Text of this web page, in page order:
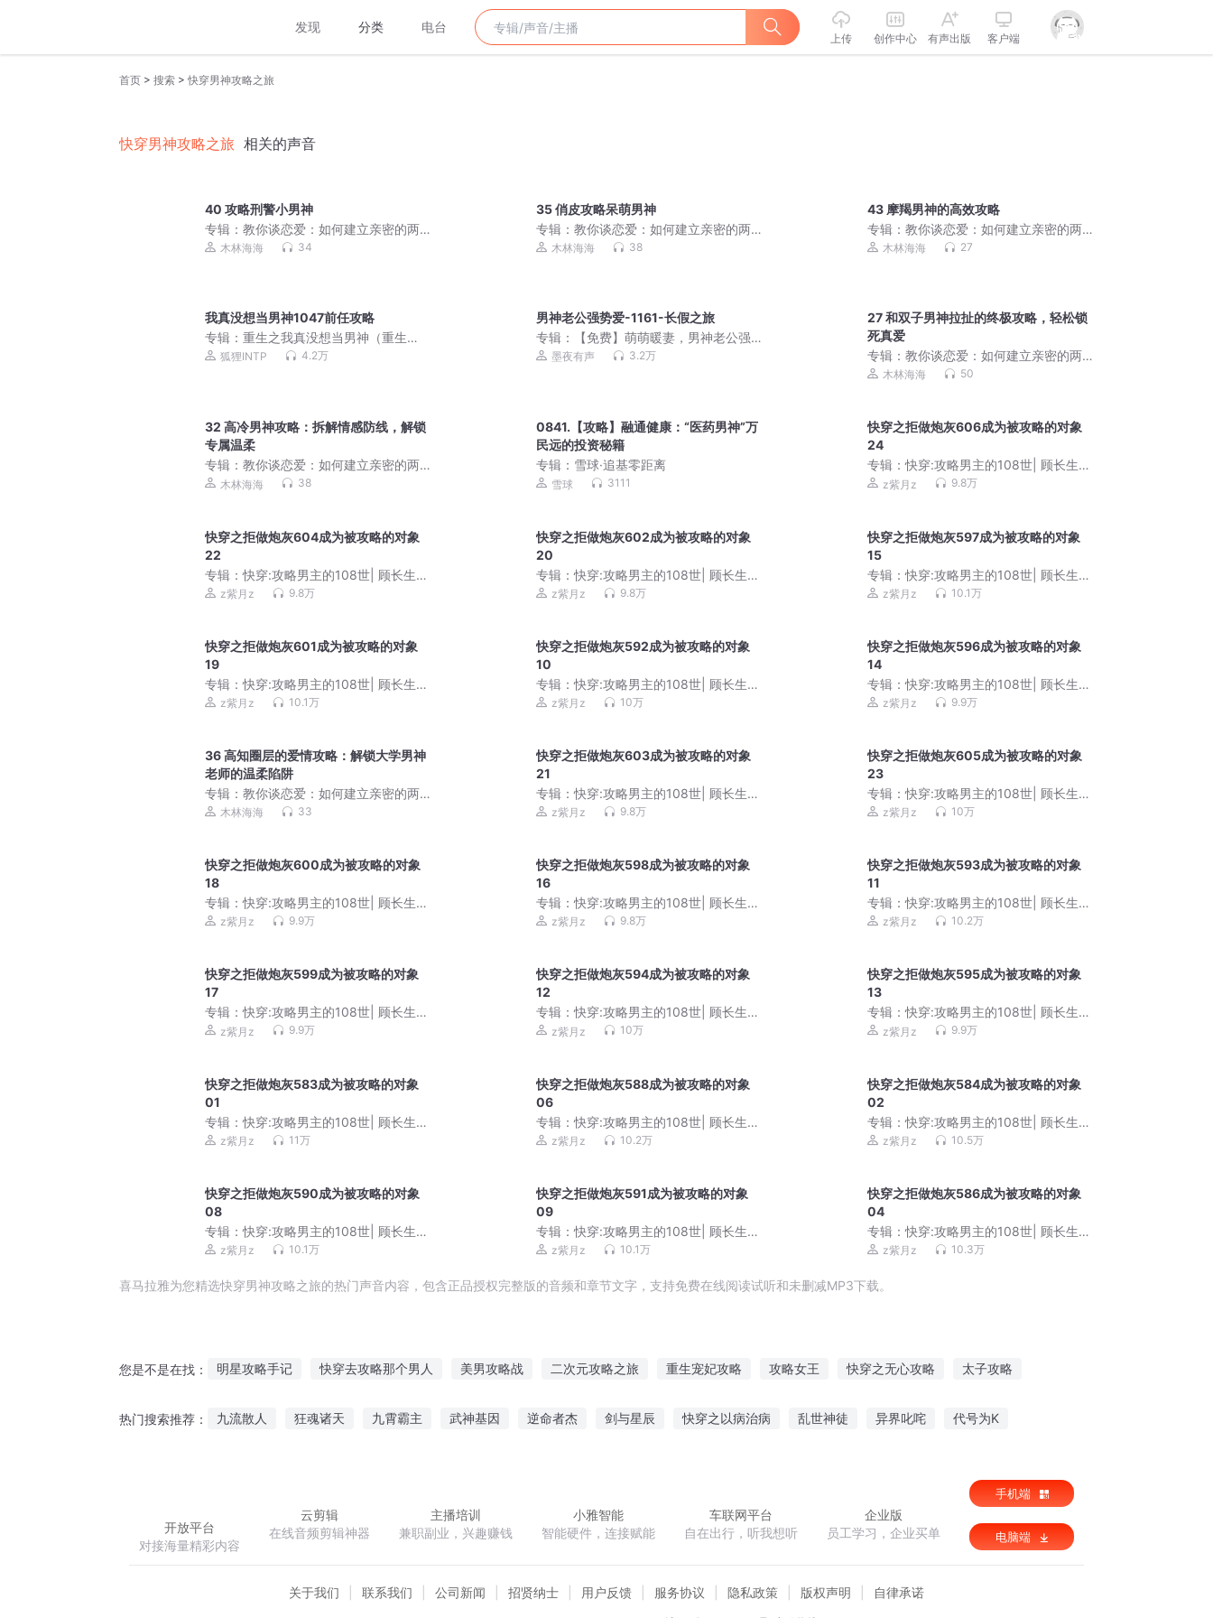
发现 分类 电台
上传 创作中心 有声出版 客户端
首页 > 搜索 > 快穿男神攻略之旅
快穿男神攻略之旅 相关的声音
40 攻略刑警小男神
专辑： 教你谈恋爱：如何建立亲密的两
性关系 | 抓住男人心
木林海海 34
35 俏皮攻略呆萌男神
专辑：教你谈恋爱：如何建立亲密的两
性关系 | 抓住男人心
木林海海 38
43 摩羯男神的高效攻略
专辑：教你谈恋爱：如何建立亲密的两
性关系 | 抓住男人心
木林海海 27
我真没想当男神1047前任攻略
专辑： 重生之我真没想当男神（重生
2010|精品有声剧）
狐狸INTP 4.2万
男神老公强势爱-1161-长假之旅
专辑：
【免费】萌萌暖妻，男神老公强
势爱|暖心虐恋|多人有声剧
墨夜有声 3.2万
27 和双子男神拉扯的终极攻略，轻松锁
死真爱
专辑：教你谈恋爱：如何建立亲密的两
性关系 | 抓住男人心
木林海海 50
32 高冷男神攻略：拆解情感防线，解锁
专属温柔
专辑： 教你谈恋爱：如何建立亲密的两
性关系 | 抓住男人心
木林海海 38
0841.【攻略】融通健康：“医药男神”万
民远的投资秘籍
专辑： 雪球·追基零距离
雪球 3111
快穿之拒做炮灰606成为被攻略的对象
24
专辑：快穿:攻略男主的108世| 顾长生&
阿良z紫月z 9.8万
快穿之拒做炮灰604成为被攻略的对象
22
专辑：快穿:攻略男主的108世| 顾长生&
阿良z紫月z 9.8万
快穿之拒做炮灰602成为被攻略的对象
20
专辑：快穿:攻略男主的108世| 顾长生&
阿良z紫月z 9.8万
快穿之拒做炮灰597成为被攻略的对象
15
专辑：快穿:攻略男主的108世| 顾长生&
阿良z紫月z 10.1万
快穿之拒做炮灰601成为被攻略的对象
19
专辑：快穿:攻略男主的108世| 顾长生&
阿良z紫月z 10.1万
快穿之拒做炮灰592成为被攻略的对象
10
专辑：快穿:攻略男主的108世| 顾长生&
阿良z紫月z 10万
快穿之拒做炮灰596成为被攻略的对象
14
专辑：快穿:攻略男主的108世| 顾长生&
阿良z紫月z 9.9万
36 高知圈层的爱情攻略：解锁大学男神
老师的温柔陷阱
专辑： 教你谈恋爱：如何建立亲密的两
性关系 | 抓住男人心
木林海海 33
快穿之拒做炮灰603成为被攻略的对象
21
专辑：快穿:攻略男主的108世| 顾长生&
阿良z紫月z 9.8万
快穿之拒做炮灰605成为被攻略的对象
23
专辑：快穿:攻略男主的108世| 顾长生&
阿良z紫月z 10万
快穿之拒做炮灰600成为被攻略的对象
18
专辑：快穿:攻略男主的108世| 顾长生&
阿良z紫月z 9.9万
快穿之拒做炮灰598成为被攻略的对象
16
专辑：快穿:攻略男主的108世| 顾长生&
阿良z紫月z 9.8万
快穿之拒做炮灰593成为被攻略的对象
11
专辑：快穿:攻略男主的108世| 顾长生&
阿良z紫月z 10.2万
快穿之拒做炮灰599成为被攻略的对象
17
专辑：快穿:攻略男主的108世| 顾长生&
阿良z紫月z 9.9万
快穿之拒做炮灰594成为被攻略的对象
12
专辑：快穿:攻略男主的108世| 顾长生&
阿良z紫月z 10万
快穿之拒做炮灰595成为被攻略的对象
13
专辑：快穿:攻略男主的108世| 顾长生&
阿良z紫月z 9.9万
快穿之拒做炮灰583成为被攻略的对象
01
专辑：快穿:攻略男主的108世| 顾长生&
阿良z紫月z 11万
快穿之拒做炮灰588成为被攻略的对象
06
专辑：快穿:攻略男主的108世| 顾长生&
阿良z紫月z 10.2万
快穿之拒做炮灰584成为被攻略的对象
02
专辑：快穿:攻略男主的108世| 顾长生&
阿良z紫月z 10.5万
快穿之拒做炮灰590成为被攻略的对象
08
专辑：快穿:攻略男主的108世| 顾长生&
阿良z紫月z 10.1万
快穿之拒做炮灰591成为被攻略的对象
09
专辑：快穿:攻略男主的108世| 顾长生&
阿良z紫月z 10.1万
快穿之拒做炮灰586成为被攻略的对象
04
专辑：快穿:攻略男主的108世| 顾长生&
阿良z紫月z 10.3万
喜马拉雅为您精选快穿男神攻略之旅的热门声音内容，包含正品授权完整版的音频和章节文字，支持免费在线阅读试听和未删减MP3下载。
您是不是在找： 明星攻略手记 快穿去攻略那个男人 美男攻略战 二次元攻略之旅 重生宠妃攻略 攻略女王 快穿之无心攻略 太子攻略
热门搜索推荐： 九流散人 狂魂诸天 九霄霸主 武神基因 逆命者杰 剑与星辰 快穿之以病治病 乱世神徒 异界叱咤 代号为K
开放平台
对接海量精彩内容
云剪辑
在线音频剪辑神器
主播培训
兼职副业，兴趣赚钱
小雅智能
智能硬件，连接赋能
车联网平台
自在出行，听我想听
企业版
员工学习，企业买单
手机端
电脑端
关于我们 联系我们 公司新闻 招贤纳士 用户反馈 服务协议 隐私政策 版权声明 自律承诺